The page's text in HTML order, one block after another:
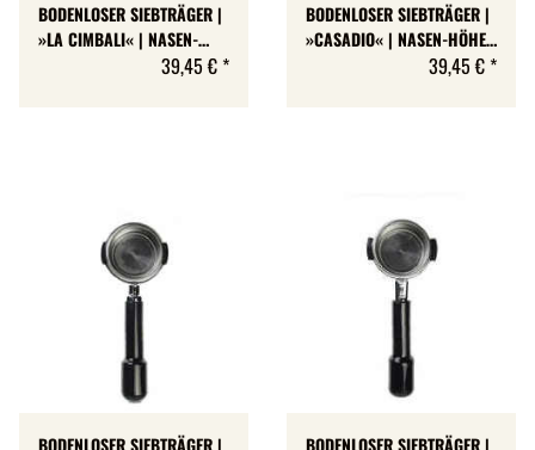
BODENLOSER SIEBTRÄGER |
»LA CIMBALI« | NASEN-
39,45 € *
BODENLOSER SIEBTRÄGER |
»CASADIO« | NASEN-HÖHE:
39,45 € *
BODENLOSER SIEBTRÄGER |
BODENLOSER SIEBTRÄGER |